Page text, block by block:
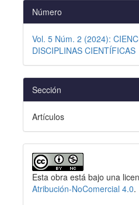
Número
Vol. 5 Núm. 2 (2024):
DISCIPLINAS CIENTÍFICAS
Sección
Artículos
Esta obra está bajo una
Atribución-NoComercial 4.0.